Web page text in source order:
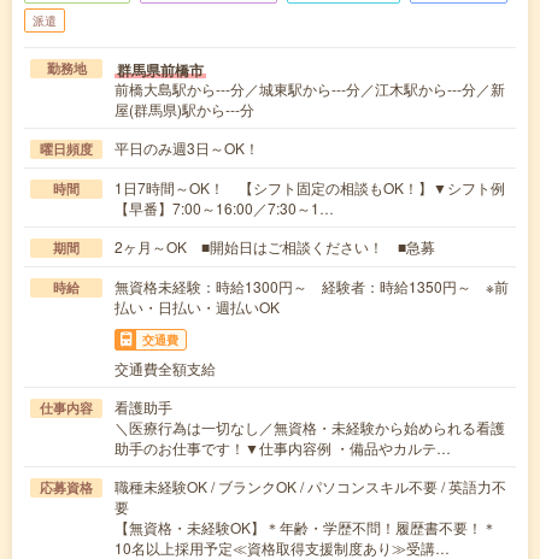
派遣
勤務地 群馬県前橋市
前橋大島駅から---分／城東駅から---分／江木駅から---分／新
屋(群馬県)駅から---分
曜日頻度 平日のみ週3日～OK！
時間
1日7時間～OK！ 【シフト固定の相談もOK！】▼シフト例
【早番】7:00～16:00／7:30～1…
期間 2ヶ月～OK ■開始日はご相談ください！ ■急募
時給
無資格未経験：時給1300円～ 経験者：時給1350円～ ※前
払い・日払い・週払いOK
交通費
交通費全額支給
仕事内容
看護助手
＼医療行為は一切なし／無資格・未経験から始められる看護
助手のお仕事です！▼仕事内容例 ・備品やカルテ…
応募資格
職種未経験OK / ブランクOK / パソコンスキル不要 / 英語力不
要
【無資格・未経験OK】＊年齢・学歴不問！履歴書不要！＊
10名以上採用予定≪資格取得支援制度あり≫受講…